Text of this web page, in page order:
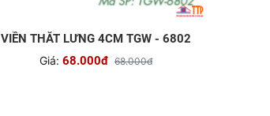
VIỀN THẮT LƯNG 4CM TGW - 6802
Giá: 68.000đ 68.000đ